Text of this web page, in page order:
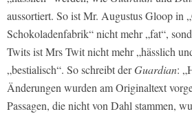
aussortiert. So ist Mr. Augustus Gloop in
Schokoladenfabrik“ nicht mehr „fat“,
Twits ist Mrs Twit nicht mehr „hässlich
„bestialisch“. So schreibt derGuardian:
Änderungen wurden am Originaltext
Passagen, die nicht von Dahl stammen,